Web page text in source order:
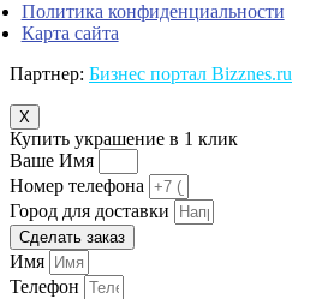
Политика конфиденциальности
Карта сайта
Партнер: Бизнес портал Bizznes.ru
X
Купить украшение в 1 клик
Ваше Имя
Номер телефона
Город для доставки
Сделать заказ
Имя
Телефон